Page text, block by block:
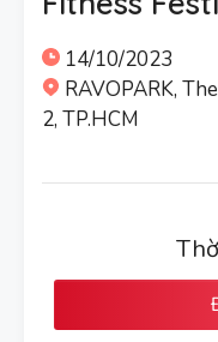
14/10/2023
RAVOPARK,
2, TP.HCM